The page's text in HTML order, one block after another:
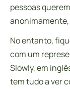
pessoas
anonimamente,
No entanto,
com um
Slowly, em
tem tudo a ver